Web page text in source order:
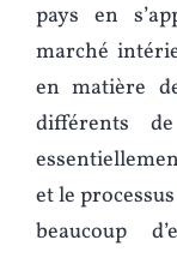
pays en
marché
en matière
différents
et le
beaucoup